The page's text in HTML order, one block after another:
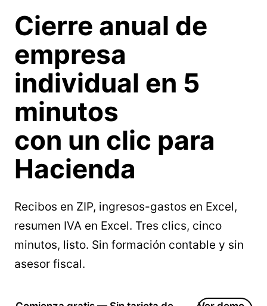
Cierre anual de
empresa
individual en 5
minutos
con un clic para
Hacienda
Recibos en ZIP, ingresos-gastos en Excel,
resumen IVA en Excel. Tres clics, cinco
minutos, listo. Sin formación contable y sin
asesor fiscal.